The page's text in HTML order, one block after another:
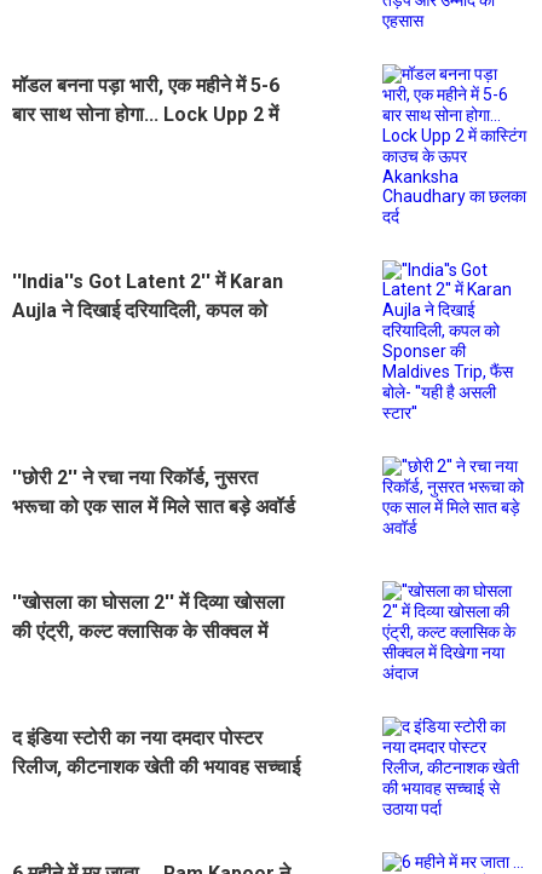
मॉडल बनना पड़ा भारी, एक महीने में 5-6
बार साथ सोना होगा... Lock Upp 2 में
''India''s Got Latent 2'' में Karan
Aujla ने दिखाई दरियादिली, कपल को
''छोरी 2'' ने रचा नया रिकॉर्ड, नुसरत
भरूचा को एक साल में मिले सात बड़े अवॉर्ड
''खोसला का घोसला 2'' में दिव्या खोसला
की एंट्री, कल्ट क्लासिक के सीक्वल में
द इंडिया स्टोरी का नया दमदार पोस्टर
रिलीज, कीटनाशक खेती की भयावह सच्चाई